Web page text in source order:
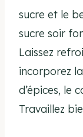
sucre et le
sucre soir
Laissez
incorporez
d’épices, le
Travaillez